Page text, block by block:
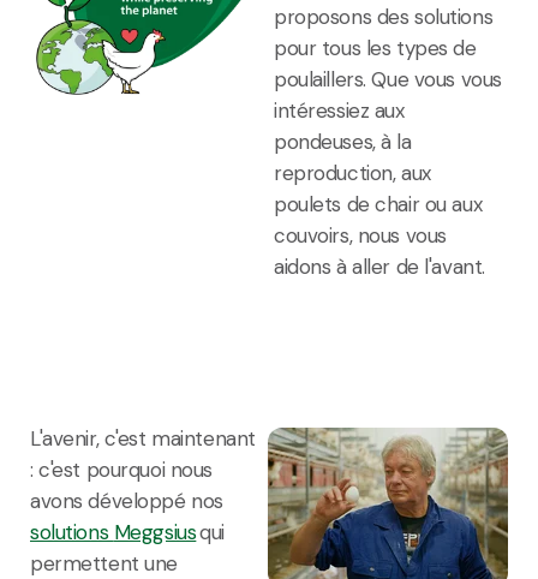
proposons des solutions
pour tous les types de
poulaillers. Que vous vous
intéressiez aux
pondeuses,à la
reproduction, aux
poulets de chair ou aux
couvoirs, nous vous
aidons à aller de l'avant.
L'avenir, c'est maintenant
: c'est pourquoi nous
avons développé nos
solutions Meggsiusqui
permettent une